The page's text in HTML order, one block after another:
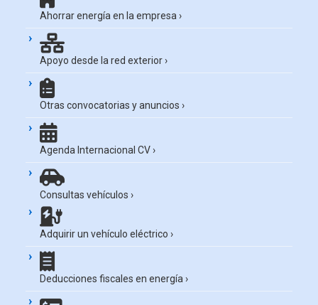
Ahorrar energía en la empresa ›
Apoyo desde la red exterior›
Otras convocatorias y anuncios ›
Agenda Internacional CV›
Consultas vehículos ›
Adquirir un vehículo eléctrico ›
Deducciones fiscales en energía ›